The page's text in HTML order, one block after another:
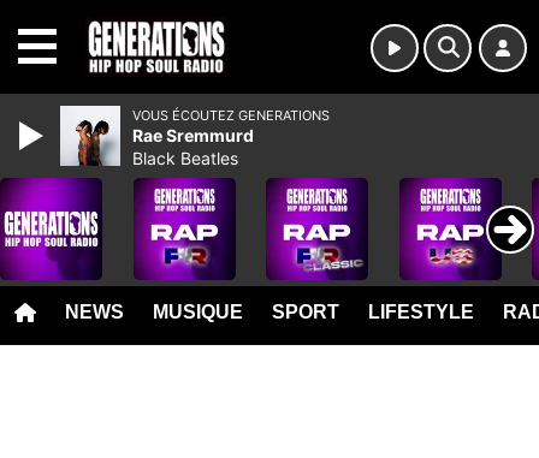
NEWS MUSIQUE SPORT LIFESTYLE
VOUS ÉCOUTEZ GENERATIONS
Rae Sremmurd
Black Beatles